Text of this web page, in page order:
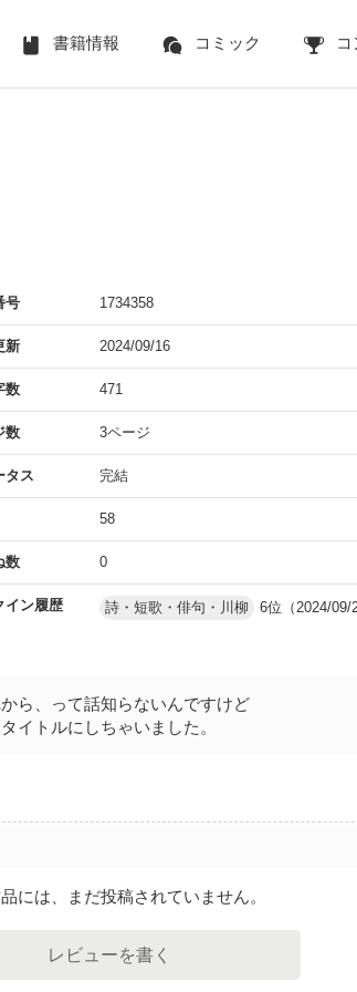
書籍情報 コミック
号 1734358
新 2024/09/16
数 471
数 3ページ
タス 完結
58
数 0
イン履歴 詩・短歌・俳句・川柳 6位（2024/09/
ら、って話知らないんですけど
タイトルにしちゃいました。
には、まだ投稿されていません。
レビューを書く